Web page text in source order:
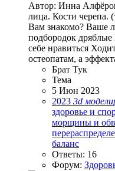
Автор: Инна
лица. Кости черепа.
Вам знакомо? Ваше
подбородок дряблые
себе нравиться
остеопатам, а
Брат Тук
Тема
5 Июн 2023
2023 3d
здоровье и
морщины и
баланс
Ответы: 16
Форум: